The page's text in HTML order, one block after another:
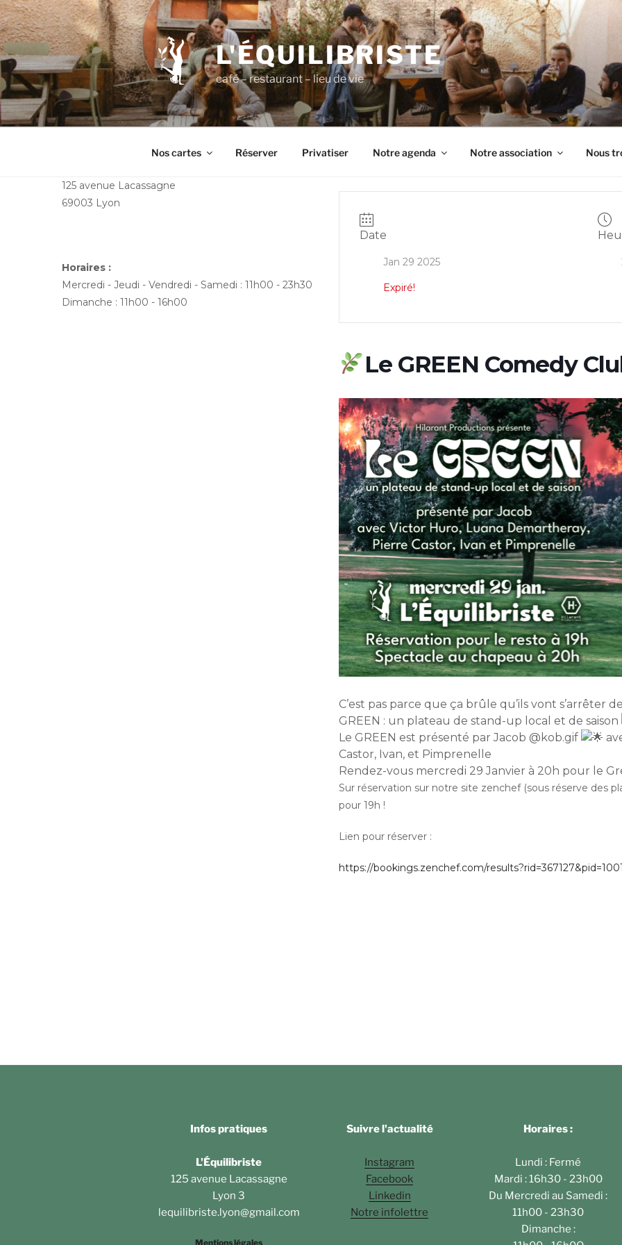
Aller
au
contenu
principal
L'ÉQUILIBRISTE
café – restaurant – lieu de vie
Nos cartes Réserver Privatiser Notre agenda Notre association Nous
125 avenue Lacassagne
69003 Lyon
Horaires :
Mercredi - Jeudi - Vendredi - Samedi : 11h00 - 23h30
Dimanche : 11h00 - 16h00
Date
Jan 29 2025
Expiré!
Le GREEN Comedy
C’est pas parce que ça brûle qu’ils vont s’arrêter
GREEN : un plateau de stand-up local et de saison
Le GREEN est présenté par Jacob @kob.gif
Castor, Ivan, et Pimprenelle
Rendez-vous mercredi 29 Janvier à 20h pour le
Sur réservation sur notre site zenchef (sous réserve des
pour 19h !
Lien pour réserver :
https://bookings.zenchef.com/
Infos pratiques
L'Équilibriste
125 avenue Lacassagne
Lyon 3
lequilibriste.lyon@gmail.com
Mentions légales
Suivre l'actualité
Instagram
Facebook
Linkedin
Notre infolettre
Horaires :
Lundi : Fermé
Mardi : 16h30 - 23h00
Du Mercredi au Samedi :
11h00 - 23h30
Dimanche :